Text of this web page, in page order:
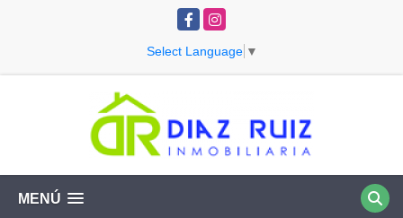
FacebookInstagram
Select Language ▼
MENÚ